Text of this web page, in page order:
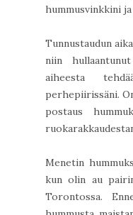
hummusvinkkini
Tunnustaudun
niin
aiheesta
perhepiirissäni.
postaus
Menetin
kun olin au
Torontossa.